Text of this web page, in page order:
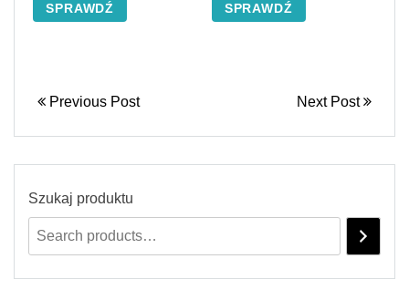
SPRAWDŹ SPRAWDŹ
Previous Post Next Post
Szukaj produktu